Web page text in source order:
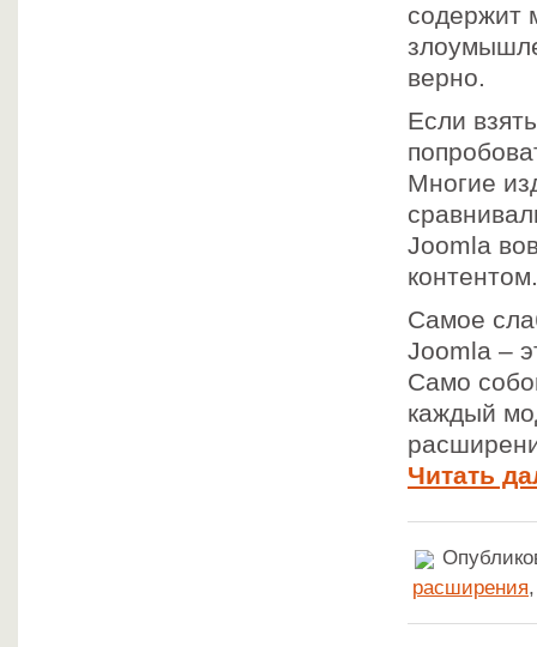
содержит
верно.
Если
Многие
Joomla
контентом.
Самое
Joomla –
Само
каждый
Читать
расширения